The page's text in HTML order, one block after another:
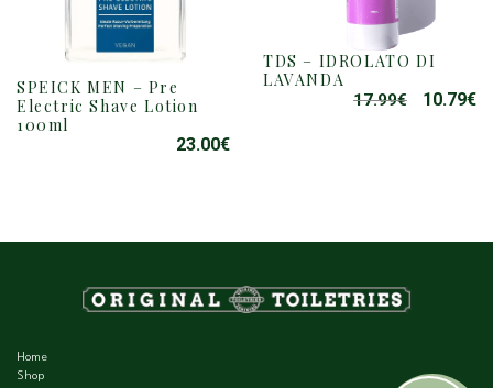
SPEICK MEN – Pre
Electric Shave Lotion
100ml
23.00€
TDS – IDROLATO DI
LAVANDA
17.99€
IL
10.79€IL
Home
Shop